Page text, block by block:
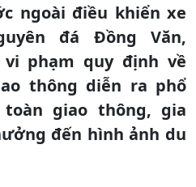
ngoài điều khiển xe
đá Đồng Văn,
phạm quy định về
thông diễn ra phổ
giao thông, gia
đến hình ảnh du